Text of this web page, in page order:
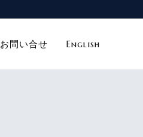
お問い合せ English